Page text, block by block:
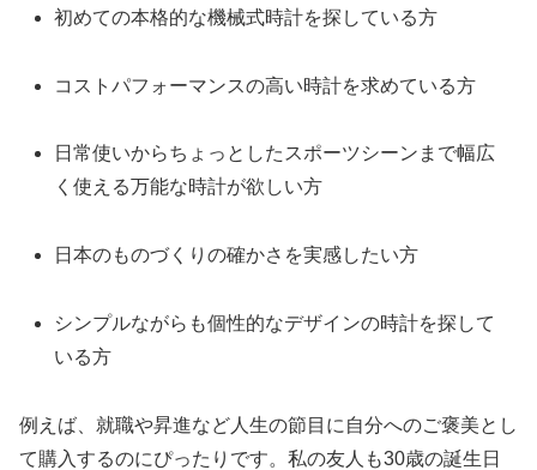
初めての本格的な機械式時計を探している方
コストパフォーマンスの高い時計を求めている方
日常使いからちょっとしたスポーツシーンまで幅広
く使える万能な時計が欲しい方
日本のものづくりの確かさを実感したい方
シンプルながらも個性的なデザインの時計を探して
いる方
例えば、就職や昇進など人生の節目に自分へのご褒美とし
て購入するのにぴったりです。私の友人も30歳の誕生日